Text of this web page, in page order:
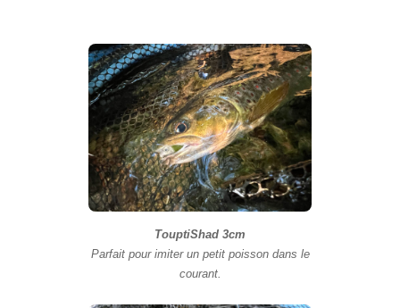
TouptiShad 3cm
Parfait pour imiter un petit poisson dans le
courant.